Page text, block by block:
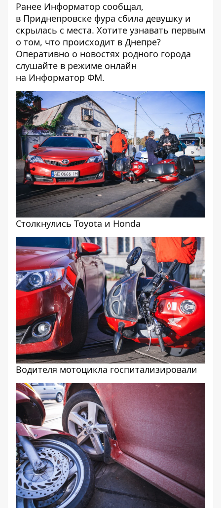
Ранее Информатор сообщал,
в Приднепровске фура сбила девушку и
скрылась с места. Хотите узнавать первым
о том, что происходит в Днепре?
Оперативно о новостях родного города
слушайте в режиме онлайн
на Информатор ФМ.
Столкнулись Toyota и Honda
Водителя мотоцикла госпитализировали